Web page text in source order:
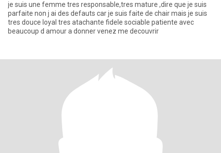
je suis une femme tres responsable,tres mature ,dire que je suis
parfaite non j ai des defauts car je suis faite de chair mais je suis
tres douce loyal tres atachante fidele sociable patiente avec
beaucoup d amour a donner venez me decouvrir